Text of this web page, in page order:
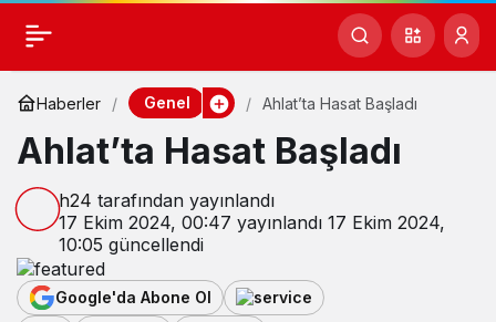
Haberler Genel Ahlat’ta Hasat Başladı
Ahlat’ta Hasat Başladı
h24 tarafından yayınlandı
17 Ekim 2024, 00:47 yayınlandı 17 Ekim 2024,
10:05 güncellendi
Google'da Abone Ol